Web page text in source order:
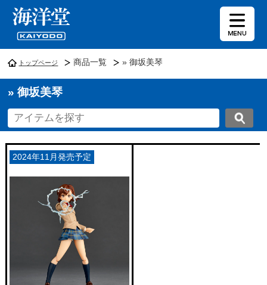
トップページ 商品一覧 » 御坂美琴
» 御坂美琴
2024年11月発売予定